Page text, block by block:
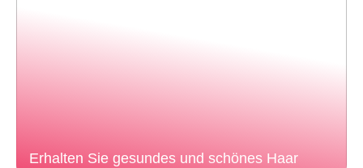
Erhalten Sie gesundes und schönes Haar